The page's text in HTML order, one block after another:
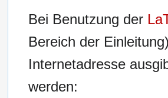
Bei Benutzung der
Bereich der
Internetadresse
werden: